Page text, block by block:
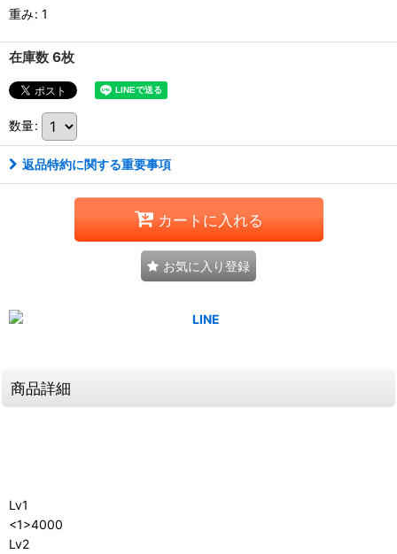
重み: 1
在庫数 6枚
数量:
返品特約に関する重要事項
カートに入れる
お気に入り登録
商品詳細
Lv1
<1>4000
Lv2